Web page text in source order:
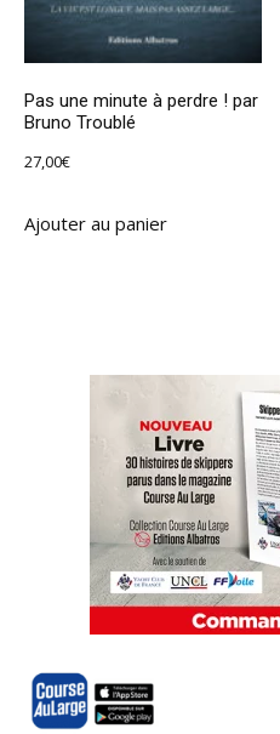
Pas une minute à perdre ! par
Bruno Troublé
27,00€
Ajouter au panier